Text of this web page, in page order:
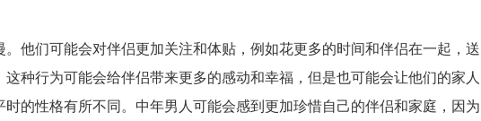
他们可能会对伴侣更加关注和体贴，例如花更多的时间和伴侣在一起，送
种行为可能会给伴侣带来更多的感动和幸福，但是也可能会让他们的家人
的性格有所不同。中年男人可能会感到更加珍惜自己的伴侣和家庭，因为